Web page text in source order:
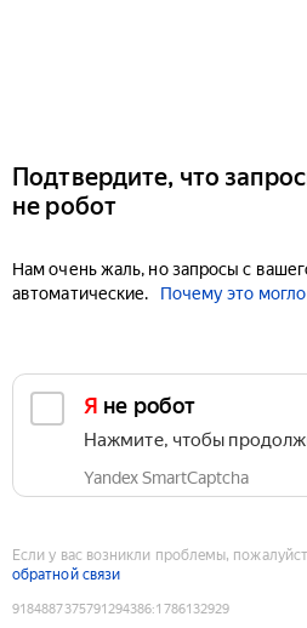
Подтвердите, что
не робот
Нам очень жаль, но запросы с
автоматические.
Почему это
Я не робот
Нажмите, чтобы
Yandex SmartCaptcha
Если у вас возникли проблемы,
обратной связи
9184887375791294386:1786132929